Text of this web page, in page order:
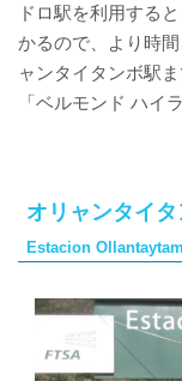
ドロ駅を利用する
かるので、より時
ャンタイタンボ駅
「ベルモンド ハイ
オリャンタイ
Estacion